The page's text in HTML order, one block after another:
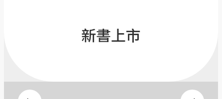
新書上市